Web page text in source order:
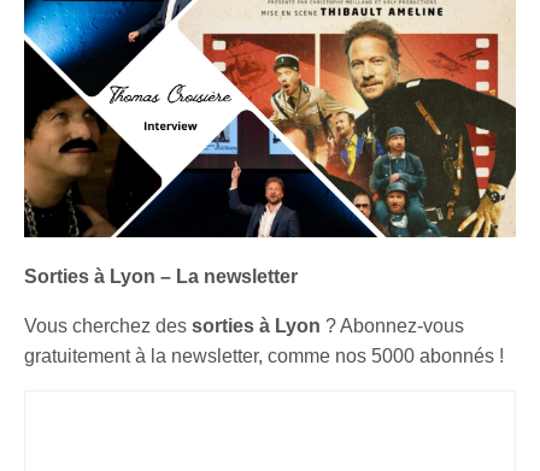
Sorties à Lyon – La newsletter
Vous cherchez dessorties à Lyon ? Abonnez-vous
gratuitement à la newsletter, comme nos 5000 abonnés !